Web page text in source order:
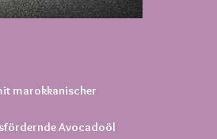
marokkanischer
Avocadoöl